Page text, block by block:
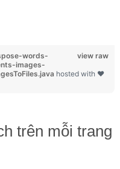
view raw
words-
images-
hosted with ❤
trên mỗi trang